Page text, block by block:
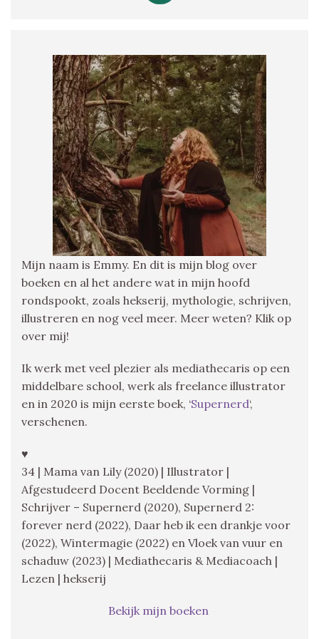
Mijn naam is Emmy. En dit is mijn blog over
boeken en al het andere wat in mijn hoofd
rondspookt, zoals hekserij, mythologie, schrijven,
illustreren en nog veel meer. Meer weten? Klik op
over mij!
Ik werk met veel plezier als mediathecaris op een
middelbare school, werk als freelance illustrator
en in 2020 is mijn eerste boek, ‘Supernerd‘,
verschenen.
♥
34 | Mama van Lily (2020) | Illustrator |
Afgestudeerd Docent Beeldende Vorming |
Schrijver – Supernerd (2020), Supernerd 2:
forever nerd (2022), Daar heb ik een drankje voor
(2022), Wintermagie (2022) en Vloek van vuur en
schaduw (2023) | Mediathecaris & Mediacoach |
Lezen | hekserij
Bekijk mijn boeken